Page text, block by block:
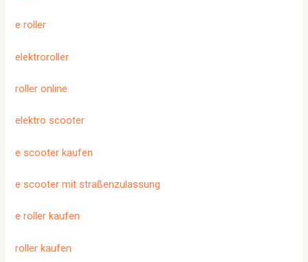
e roller
elektroroller
roller online
elektro scooter
e scooter kaufen
e scooter mit straßenzulassung
e roller kaufen
roller kaufen